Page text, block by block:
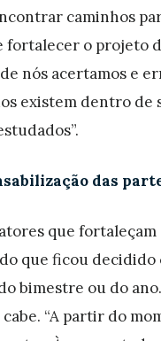
caminhos
o projeto
nós acertamos e
existem dentro de
das
que fortaleçam
que ficou
bimestre ou do
“A partir do